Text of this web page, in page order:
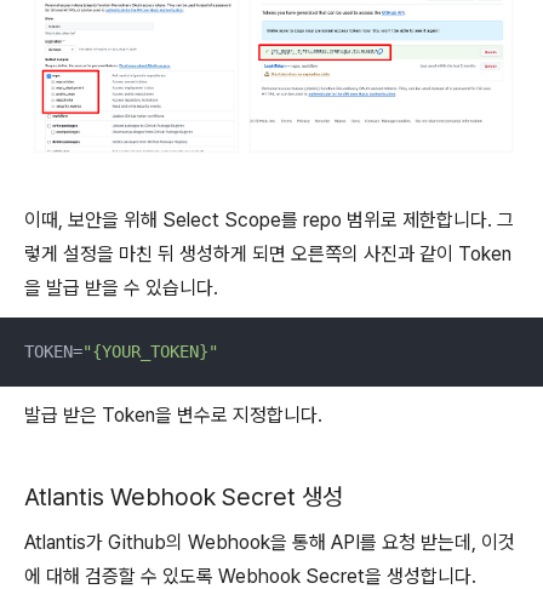
이때, 보안을 위해 Select Scope를 repo 범위로 제한합니다. 그
렇게 설정을 마친 뒤 생성하게 되면 오른쪽의 사진과 같이 Token
을 발급 받을 수 있습니다.
TOKEN="{YOUR_TOKEN}"
발급 받은 Token을 변수로 지정합니다.
Atlantis Webhook Secret 생성
Atlantis가 Github의 Webhook을 통해 API를 요청 받는데, 이것
에 대해 검증할 수 있도록 Webhook Secret을 생성합니다.